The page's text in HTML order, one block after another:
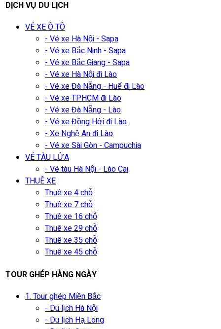
DỊCH VỤ DU LỊCH
VÉ XE Ô TÔ
- Vé xe Hà Nội - Sapa
- Vé xe Bắc Ninh - Sapa
- Vé xe Bắc Giang - Sapa
- Vé xe Hà Nội đi Lào
- Vé xe Đà Nẵng - Huế đi Lào
- Vé xe TPHCM đi Lào
- Vé xe Đà Nẵng - Lào
- Vé xe Đồng Hới đi Lào
- Xe Nghệ An đi Lào
- Vé xe Sài Gòn - Campuchia
VÉ TÀU LỬA
- Vé tàu Hà Nội - Lào Cai
THUÊ XE
Thuê xe 4 chỗ
Thuê xe 7 chỗ
Thuê xe 16 chỗ
Thuê xe 29 chỗ
Thuê xe 35 chỗ
Thuê xe 45 chỗ
TOUR GHÉP HÀNG NGÀY
1. Tour ghép Miền Bắc
- Du lịch Hà Nội
- Du lịch Hạ Long